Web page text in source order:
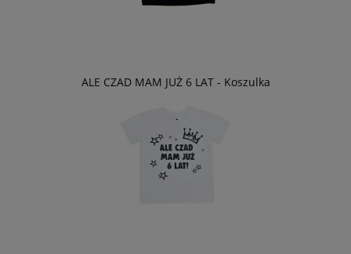
ALE CZAD MAM JUŻ 6 LAT - Koszulka